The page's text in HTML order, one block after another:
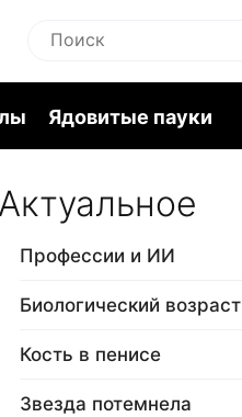
Ядовитые пауки
Актуальное
Профессии и ИИ
Биологический возраст
Кость в пенисе
Звезда потемнела